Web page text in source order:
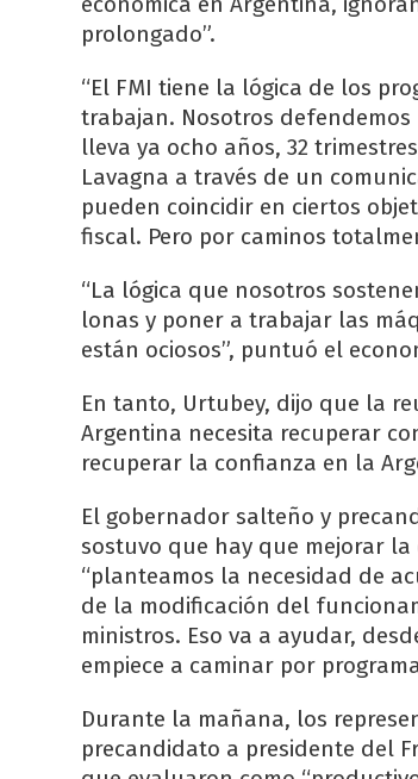
prolongado”.
“El FMI tiene la lógica de los
trabajan. Nosotros
lleva ya ocho años, 32
Lavagna a través de un
pueden coincidir en ciertos
fiscal. Pero por caminos
“La lógica que nosotros
lonas y poner a trabajar las
están ociosos”, puntuó el
En tanto, Urtubey, dijo que la
Argentina necesita recuperar
recuperar la confianza en la
El gobernador salteño y
sostuvo que hay que mejorar
“planteamos la necesidad de
de la modificación del
ministros. Eso va a ayudar,
empiece a caminar por
Durante la mañana, los
precandidato a presidente del